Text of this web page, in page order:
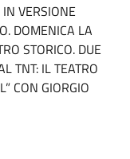
VERSIONE
DOMENICA LA
STORICO. DUE
TNT: IL TEATRO
CON GIORGIO